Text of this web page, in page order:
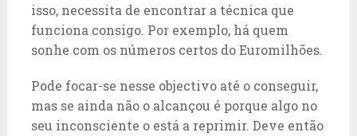
isso, necessita de encontrar a técnica que
funciona consigo. Por exemplo, há quem
sonhe com os números certos do Euromilhões.
Pode focar-se nesse objectivo até o conseguir,
mas se ainda não o alcançou é porque algo no
seu inconsciente o está a reprimir. Deve então